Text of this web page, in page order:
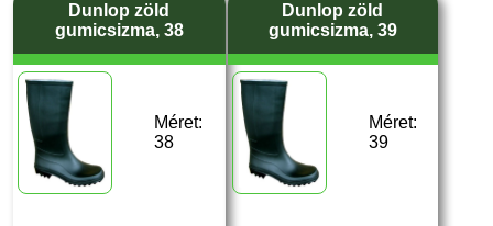
Dunlop zöld
gumicsizma, 38
Méret:
38
Dunlop zöld
gumicsizma, 39
Méret:
39